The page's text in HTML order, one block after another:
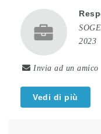
2023
Invia ad un amico
Vedi di più